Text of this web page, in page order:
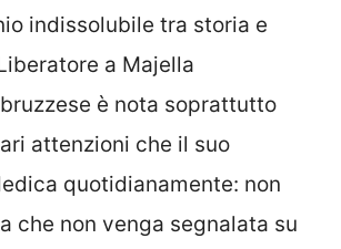
indissolubile tra storia e
a Majella
è nota soprattutto
attenzioni che il suo
quotidianamente: non
che non venga segnalata su